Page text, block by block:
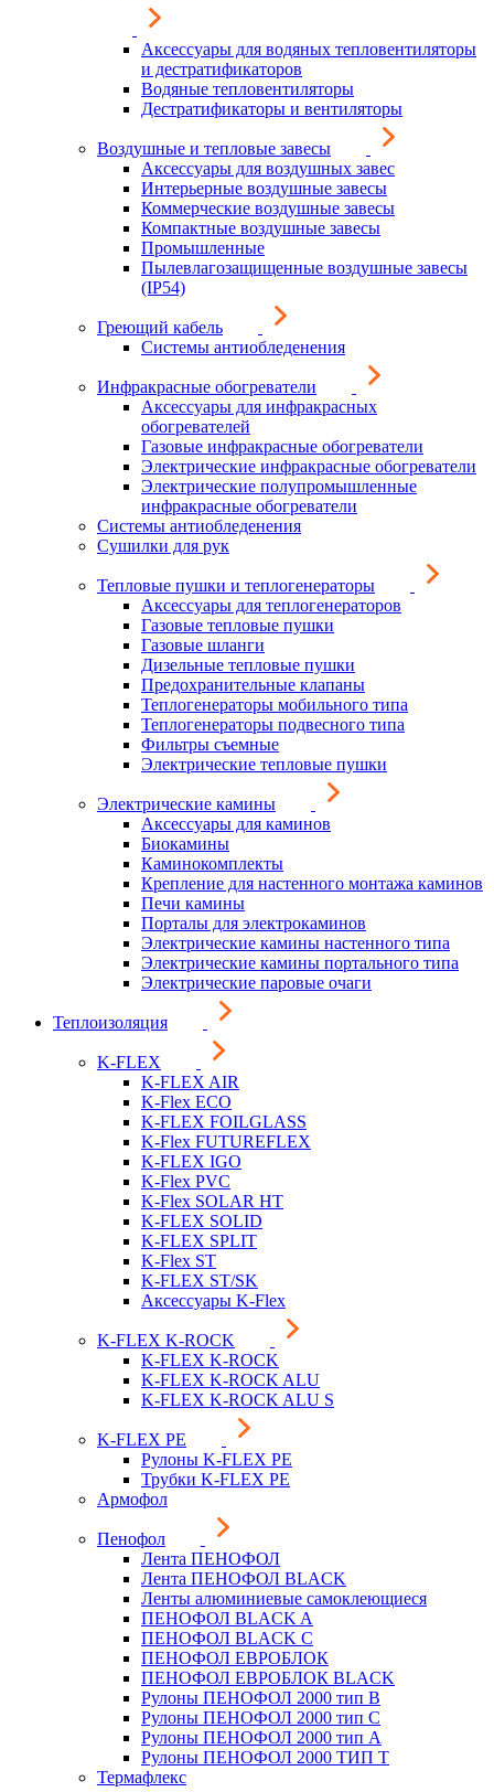
Аксессуары для водяных тепловентиляторы
и дестратификаторов
Водяные тепловентиляторы
Дестратификаторы и вентиляторы
Воздушные и тепловые завесы
Аксессуары для воздушных завес
Интерьерные воздушные завесы
Коммерческие воздушные завесы
Компактные воздушные завесы
Промышленные
Пылевлагозащищенные воздушные завесы
(IP54)
Греющий кабель
Системы антиобледенения
Инфракрасные обогреватели
Аксессуары для инфракрасных
обогревателей
Газовые инфракрасные обогреватели
Электрические инфракрасные обогреватели
Электрические полупромышленные
инфракрасные обогреватели
Системы антиобледенения
Сушилки для рук
Тепловые пушки и теплогенераторы
Аксессуары для теплогенераторов
Газовые тепловые пушки
Газовые шланги
Дизельные тепловые пушки
Предохранительные клапаны
Теплогенераторы мобильного типа
Теплогенераторы подвесного типа
Фильтры съемные
Электрические тепловые пушки
Электрические камины
Аксессуары для каминов
Биокамины
Каминокомплекты
Крепление для настенного монтажа каминов
Печи камины
Порталы для электрокаминов
Электрические камины настенного типа
Электрические камины портального типа
Электрические паровые очаги
Теплоизоляция
K-FLEX
K-FLEX AIR
K-Flex ECO
K-FLEX FOILGLASS
K-Flex FUTUREFLEX
K-FLEX IGO
K-Flex PVC
K-Flex SOLAR HT
K-FLEX SOLID
K-FLEX SPLIT
K-Flex ST
K-FLEX ST/SK
Аксессуары K-Flex
K-FLEX K-ROCK
K-FLEX K-ROCK
K-FLEX K-ROCK ALU
K-FLEX K-ROCK ALU S
K-FLEX PE
Рулоны K-FLEX PE
Трубки K-FLEX PE
Армофол
Пенофол
Лента ПЕНОФОЛ
Лента ПЕНОФОЛ BLACK
Ленты алюминиевые самоклеющиеся
ПЕНОФОЛ BLACK A
ПЕНОФОЛ BLACK С
ПЕНОФОЛ ЕВРОБЛОК
ПЕНОФОЛ ЕВРОБЛОК BLACK
Рулоны ПЕНОФОЛ 2000 тип B
Рулоны ПЕНОФОЛ 2000 тип C
Рулоны ПЕНОФОЛ 2000 тип А
Рулоны ПЕНОФОЛ 2000 ТИП Т
Термафлекс